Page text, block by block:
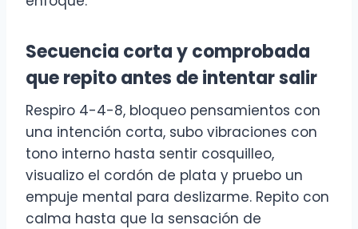
Secuencia corta y comprobada
que repito antes de intentar salir
Respiro 4-4-8, bloqueo pensamientos con
una intención corta, subo vibraciones con
tono interno hasta sentir cosquilleo,
visualizo el cordón de plata y pruebo un
empuje mental para deslizarme. Repito con
calma hasta que la sensación de